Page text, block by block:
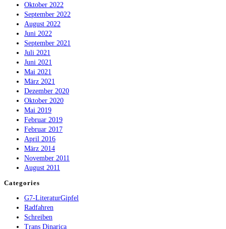
Oktober 2022
September 2022
August 2022
Juni 2022
September 2021
Juli 2021
Juni 2021
Mai 2021
März 2021
Dezember 2020
Oktober 2020
Mai 2019
Februar 2019
Februar 2017
April 2016
März 2014
November 2011
August 2011
Categories
G7-LiteraturGipfel
Radfahren
Schreiben
Trans Dinarica